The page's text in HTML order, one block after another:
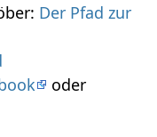
Der Pfad zur
oder